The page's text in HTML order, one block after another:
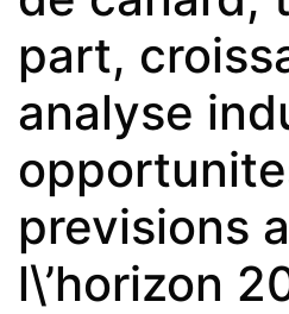
part,
analyse
previsions a
l\’horizon